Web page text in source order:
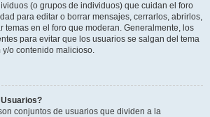
(o grupos de individuos) que cuidan el foro
para editar o borrar mensajes, cerrarlos, abrirlos,
temas en el foro que moderan. Generalmente, los
para evitar que los usuarios se salgan del tema
o contenido malicioso.
conjuntos de usuarios que dividen a la